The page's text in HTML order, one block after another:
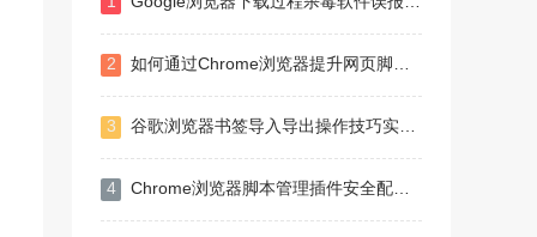
2 如何通过Chrome浏览器提升网页脚本的执行速度
3 谷歌浏览器书签导入导出操作技巧实操经验教程
4 Chrome浏览器脚本管理插件安全配置教程